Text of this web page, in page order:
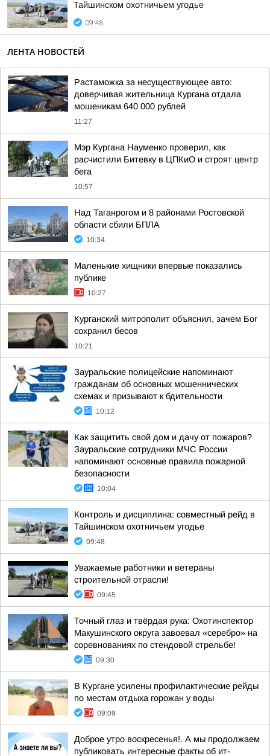
Тайшинском охотничьем угодье
09:48
ЛЕНТА НОВОСТЕЙ
Растаможка за несуществующее авто:
доверчивая жительница Кургана отдала
мошеникам 640 000 рублей
11:27
Мэр Кургана Науменко проверил, как
расчистили Битевку в ЦПКиО и строят центр
бега
10:57
Над Таганрогом и 8 районами Ростовской
области сбили БПЛА
10:34
Маленькие хищники впервые показались
публике
10:27
Курганский митрополит объяснил, зачем Бог
сохранил бесов
10:21
Зауральские полицейские напоминают
гражданам об основных мошеннических
схемах и призывают к бдительности
10:12
Как защитить свой дом и дачу от пожаров?
Зауральские сотрудники МЧС России
напоминают основные правила пожарной
безопасности
10:04
Контроль и дисциплина: совместный рейд в
Тайшинском охотничьем угодье
09:48
Уважаемые работники и ветераны
строительной отрасли!
09:45
Точный глаз и твёрдая рука: Охотинспектор
Макушинского округа завоевал «серебро» на
соревнованиях по стендовой стрельбе!
09:30
В Кургане усилены профилактические рейды
по местам отдыха горожан у воды
09:09
Доброе утро воскресенья!. А мы продолжаем
публиковать интересные факты об ит-